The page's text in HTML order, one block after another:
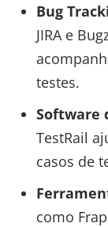
Bug
JIRA e
testes.
Software
TestRail
casos de
como